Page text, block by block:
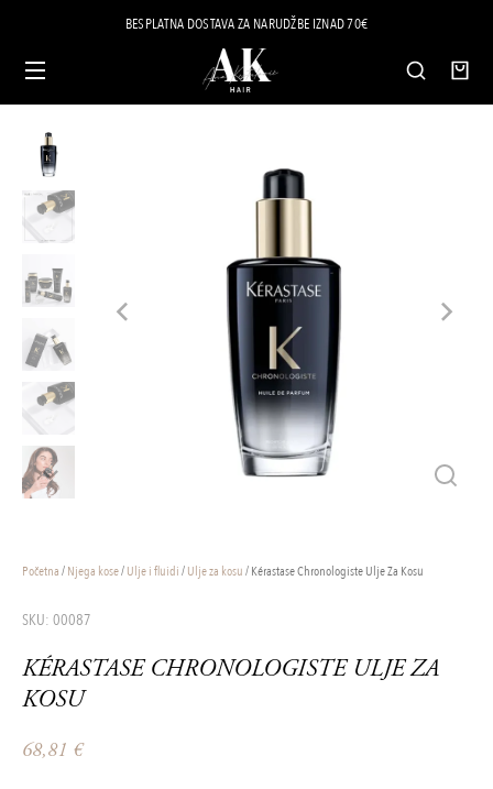
BESPLATNA DOSTAVA ZA NARUDŽBE IZNAD 70€
Početna/Njega kose/Ulje i fluidi/Ulje za kosu/ Kérastase Chronologiste Ulje Za Kosu
SKU: 00087
KÉRASTASE CHRONOLOGISTE ULJE ZA
KOSU
68,81 €